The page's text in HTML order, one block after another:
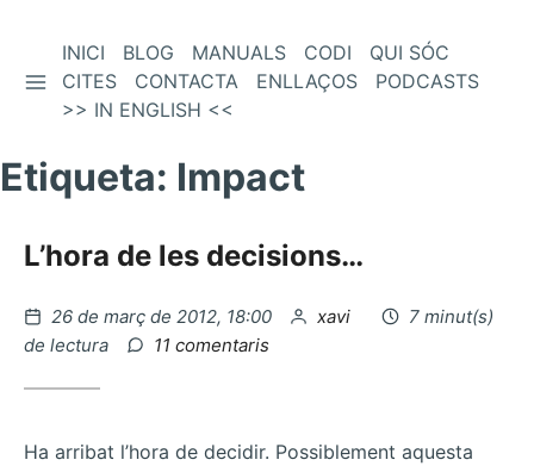
contingut
BARRA LATERAL
INICI BLOG MANUALS CODI
QUI SÓC
CITES
CONTACTA ENLLAÇOS
PODCASTS
>> IN ENGLISH <<
Etiqueta: Impact
L’hora de les decisions…
Publicat
el
26 de març de 2012, 18:00 per
xavi
7 minut(s)
de lectura
11 comentaris
decisions…
Ha arribat l’hora de decidir. Possiblement aquesta